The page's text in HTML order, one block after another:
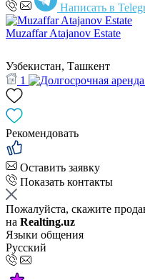
Написать в
Muzaffar Atajanov Estate
Узбекистан, Ташкент
1
Рекомендовать
Оставить заявку
Показать контакты
Пожалуйста, скажите
на Realting.uz
Языки общения
Русский